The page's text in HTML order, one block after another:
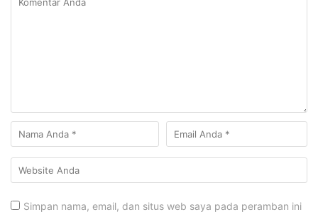
Simpan nama, email, dan situs web saya pada peramban ini